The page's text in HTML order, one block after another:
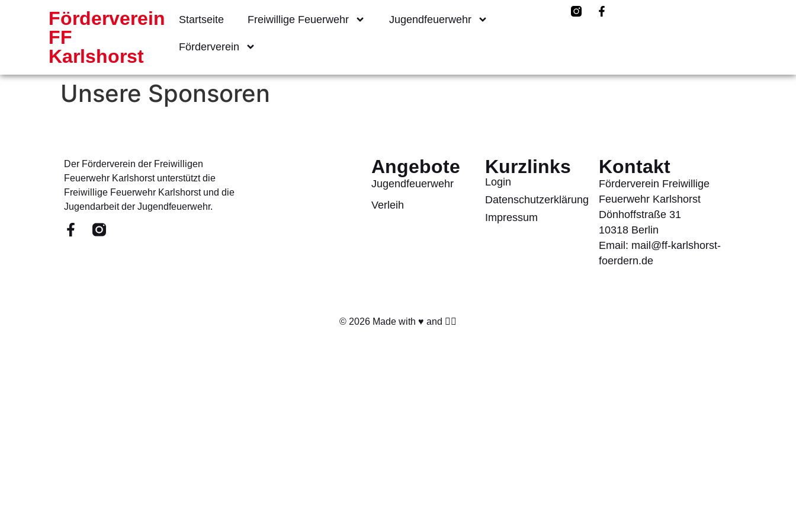
Förderverein
FF
Karlshorst
Startseite Freiwillige Feuerwehr Jugendfeuerwehr
Förderverein
Unsere Sponsoren
Der Förderverein der Freiwilligen
Feuerwehr Karlshorst unterstützt die
Freiwillige Feuerwehr Karlshorst und die
Jugendarbeit der Jugendfeuerwehr.
Angebote
Jugendfeuerwehr
Verleih
Kurzlinks
Login
Datenschutzerklärung
Impressum
Kontakt
Förderverein Freiwillige
Feuerwehr Karlshorst
Dönhoffstraße 31
10318 Berlin
Email: mail@ff-karlshorst-
foerdern.de
© 2026 Made with ♥️ and 🏳️‍🌈